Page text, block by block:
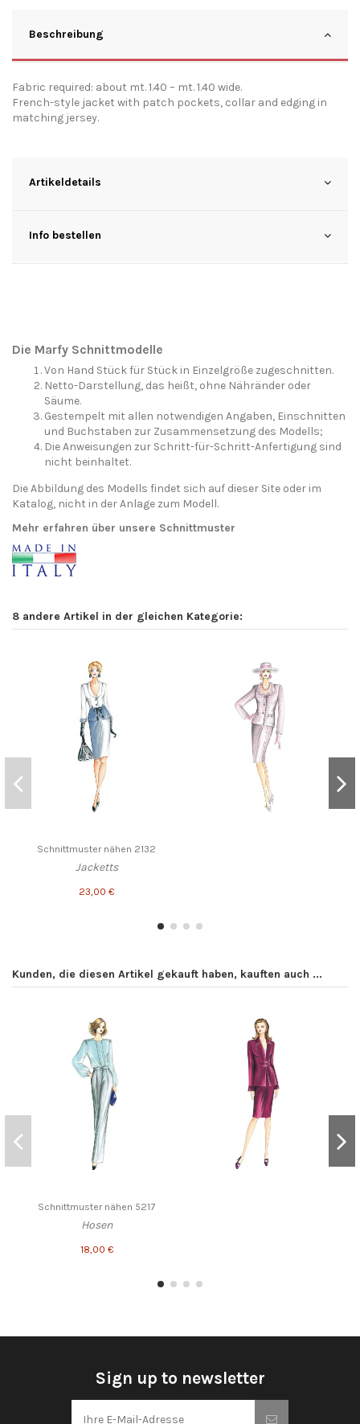
Beschreibung
Fabric required: about mt. 1.40 – mt. 1.40 wide.
French-style jacket with patch pockets, collar and edging in
matching jersey.
Artikeldetails
Info bestellen
Die Marfy Schnittmodelle
Von Hand Stück für Stück in Einzelgröße zugeschnitten.
Netto-Darstellung, das heißt, ohne Nähränder oder
Säume.
Gestempelt mit allen notwendigen Angaben, Einschnitten
und Buchstaben zur Zusammensetzung des Modells;
Die Anweisungen zur Schritt-für-Schritt-Anfertigung sind
nicht beinhaltet.
Die Abbildung des Modells findet sich auf dieser Site oder im
Katalog, nicht in der Anlage zum Modell.
Mehr erfahren über unsere Schnittmuster
8 andere Artikel in der gleichen Kategorie:
Schnittmuster nähen 2132
Jacketts
23,00 €
Kunden, die diesen Artikel gekauft haben, kauften auch ...
Schnittmuster nähen 5217
Hosen
18,00 €
Sign up to newsletter